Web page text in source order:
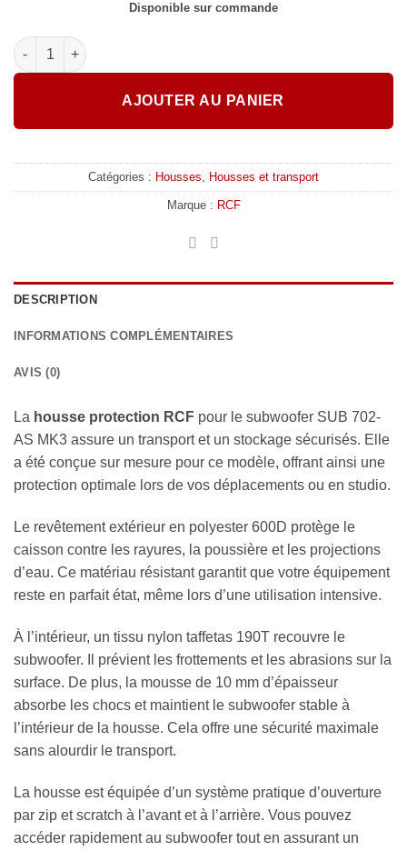
Disponible sur commande
quantité de RCF Housse intégrale pour Sub 702
AJOUTER AU PANIER
Catégories : Housses Housses et transport
Marque : RCF
DESCRIPTION
INFORMATIONS COMPLÉMENTAIRES
AVIS (0)
La housse protection RCF pour le subwoofer SUB 702-
AS MK3 assure un transport et un stockage sécurisés. Elle
a été conçue sur mesure pour ce modèle, offrant ainsi une
protection optimale lors de vos déplacements ou en studio.
Le revêtement extérieur en polyester 600D protège le
caisson contre les rayures, la poussière et les projections
d’eau. Ce matériau résistant garantit que votre équipement
reste en parfait état, même lors d’une utilisation intensive.
À l’intérieur, un tissu nylon taffetas 190T recouvre le
subwoofer. Il prévient les frottements et les abrasions sur la
surface. De plus, la mousse de 10 mm d’épaisseur
absorbe les chocs et maintient le subwoofer stable à
l’intérieur de la housse. Cela offre une sécurité maximale
sans alourdir le transport.
La housse est équipée d’un système pratique d’ouverture
par zip et scratch à l’avant et à l’arrière. Vous pouvez
accéder rapidement au subwoofer tout en assurant un